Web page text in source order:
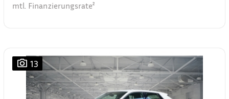
mtl. Finanzierungsrate²
13